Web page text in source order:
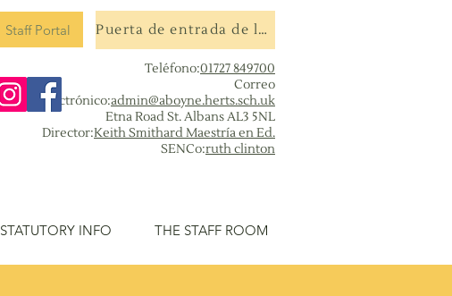
Staff Portal Puerta de entrada de la escuela
Teléfono:01727 849700
Correo
electrónico:admin@aboyne.herts.sch.uk
Etna Road St. Albans AL3 5NL
Director:Keith Smithard Maestría en Ed.
SENCo:ruth clinton
STATUTORY INFO THE STAFF ROOM